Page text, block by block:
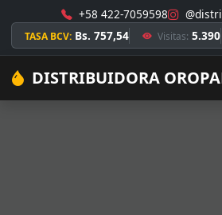
+58 422-7059598
TASA BCV: Bs. 757,54 Visitas: 5.390
DISTRIBUIDORA